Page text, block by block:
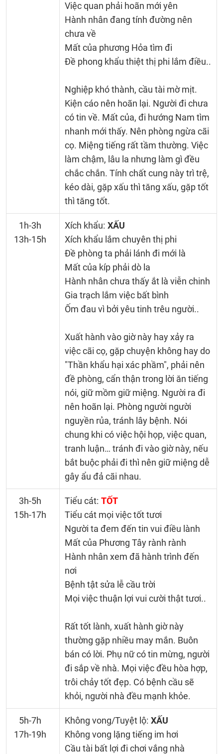
Việc quan phải hoãn mới yên
Hành nhân đang tính đường nên
chưa về
Mất của phương Hỏa tìm đi
Đề phong khẩu thiệt thị phi lắm điều..
Nghiệp khó thành, cầu tài mờ mịt.
Kiện cáo nên hoãn lại. Người đi chưa
có tin về. Mất của, đi hướng Nam tìm
nhanh mới thấy. Nên phòng ngừa cãi
cọ. Miệng tiếng rất tầm thường. Việc
làm chậm, lâu la nhưng làm gì đều
chắc chắn. Tính chất cung này trì trệ,
kéo dài, gặp xấu thì tăng xấu, gặp tốt
thì tăng tốt.
1h-3h
13h-15h
Xích khẩu: XẤU
Xích khẩu lắm chuyên thị phi
Đề phòng ta phải lánh đi mới là
Mất của kíp phải dò la
Hành nhân chưa thấy ắt là viễn chinh
Gia trạch lắm việc bất bình
Ốm đau vì bởi yêu tinh trêu người..
Xuất hành vào giờ này hay xảy ra
việc cãi cọ, gặp chuyện không hay do
"Thần khẩu hại xác phầm", phải nên
đề phòng, cẩn thận trong lời ăn tiếng
nói, giữ mồm giữ miệng. Người ra đi
nên hoãn lại. Phòng người người
nguyền rủa, tránh lây bệnh. Nói
chung khi có việc hội họp, việc quan,
tranh luận… tránh đi vào giờ này, nếu
bắt buộc phải đi thì nên giữ miệng dễ
gây ẩu đả cãi nhau.
3h-5h
15h-17h
Tiểu cát: TỐT
Tiểu cát mọi việc tốt tươi
Người ta đem đến tin vui điều lành
Mất của Phương Tây rành rành
Hành nhân xem đã hành trình đến
nơi
Bệnh tật sửa lễ cầu trời
Mọi việc thuận lợi vui cười thật tươi..
Rất tốt lành, xuất hành giờ này
thường gặp nhiều may mắn. Buôn
bán có lời. Phụ nữ có tin mừng, người
đi sắp về nhà. Mọi việc đều hòa hợp,
trôi chảy tốt đẹp. Có bệnh cầu sẽ
khỏi, người nhà đều mạnh khỏe.
5h-7h
17h-19h
Không vong/Tuyệt lộ: XẤU
Không vong lặng tiếng im hơi
Cầu tài bất lợi đi chơi vắng nhà